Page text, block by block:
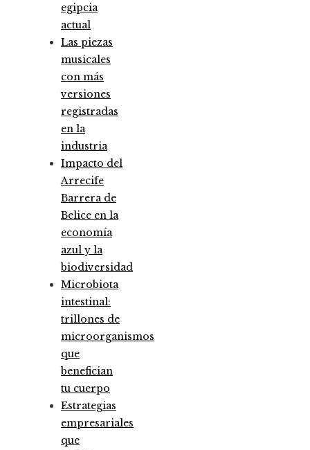
egipcia
actual
Las piezas
musicales
con más
versiones
registradas
en la
industria
Impacto del
Arrecife
Barrera de
Belice en la
economía
azul y la
biodiversidad
Microbiota
intestinal:
trillones de
microorganismos
que
benefician
tu cuerpo
Estrategias
empresariales
que